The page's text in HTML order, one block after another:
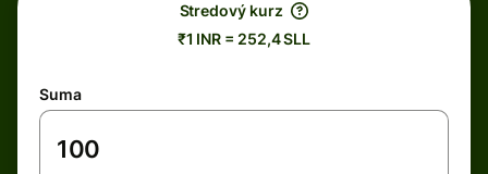
Stredový kurz
₹1 INR = 252,4 SLL
Suma